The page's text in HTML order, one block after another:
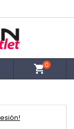
shopping_cart0